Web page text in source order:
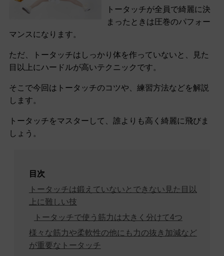
トータッチが全員で綺麗に決
まったときは圧巻のパフォー
マンスになります。
ただ、トータッチはしっかり体を作っていないと、見た
目以上にハードルが高いテクニックです。
そこで今回はトータッチのコツや、練習方法などを解説
します。
トータッチをマスターして、誰よりも高く綺麗に飛びま
しょう。
目次
トータッチは鍛えていないとできない見た目以
上に難しい技
トータッチで使う筋力は大きく分けて4つ
様々な筋力や柔軟性の他にも力の抜き加減など
が重要なトータッチ